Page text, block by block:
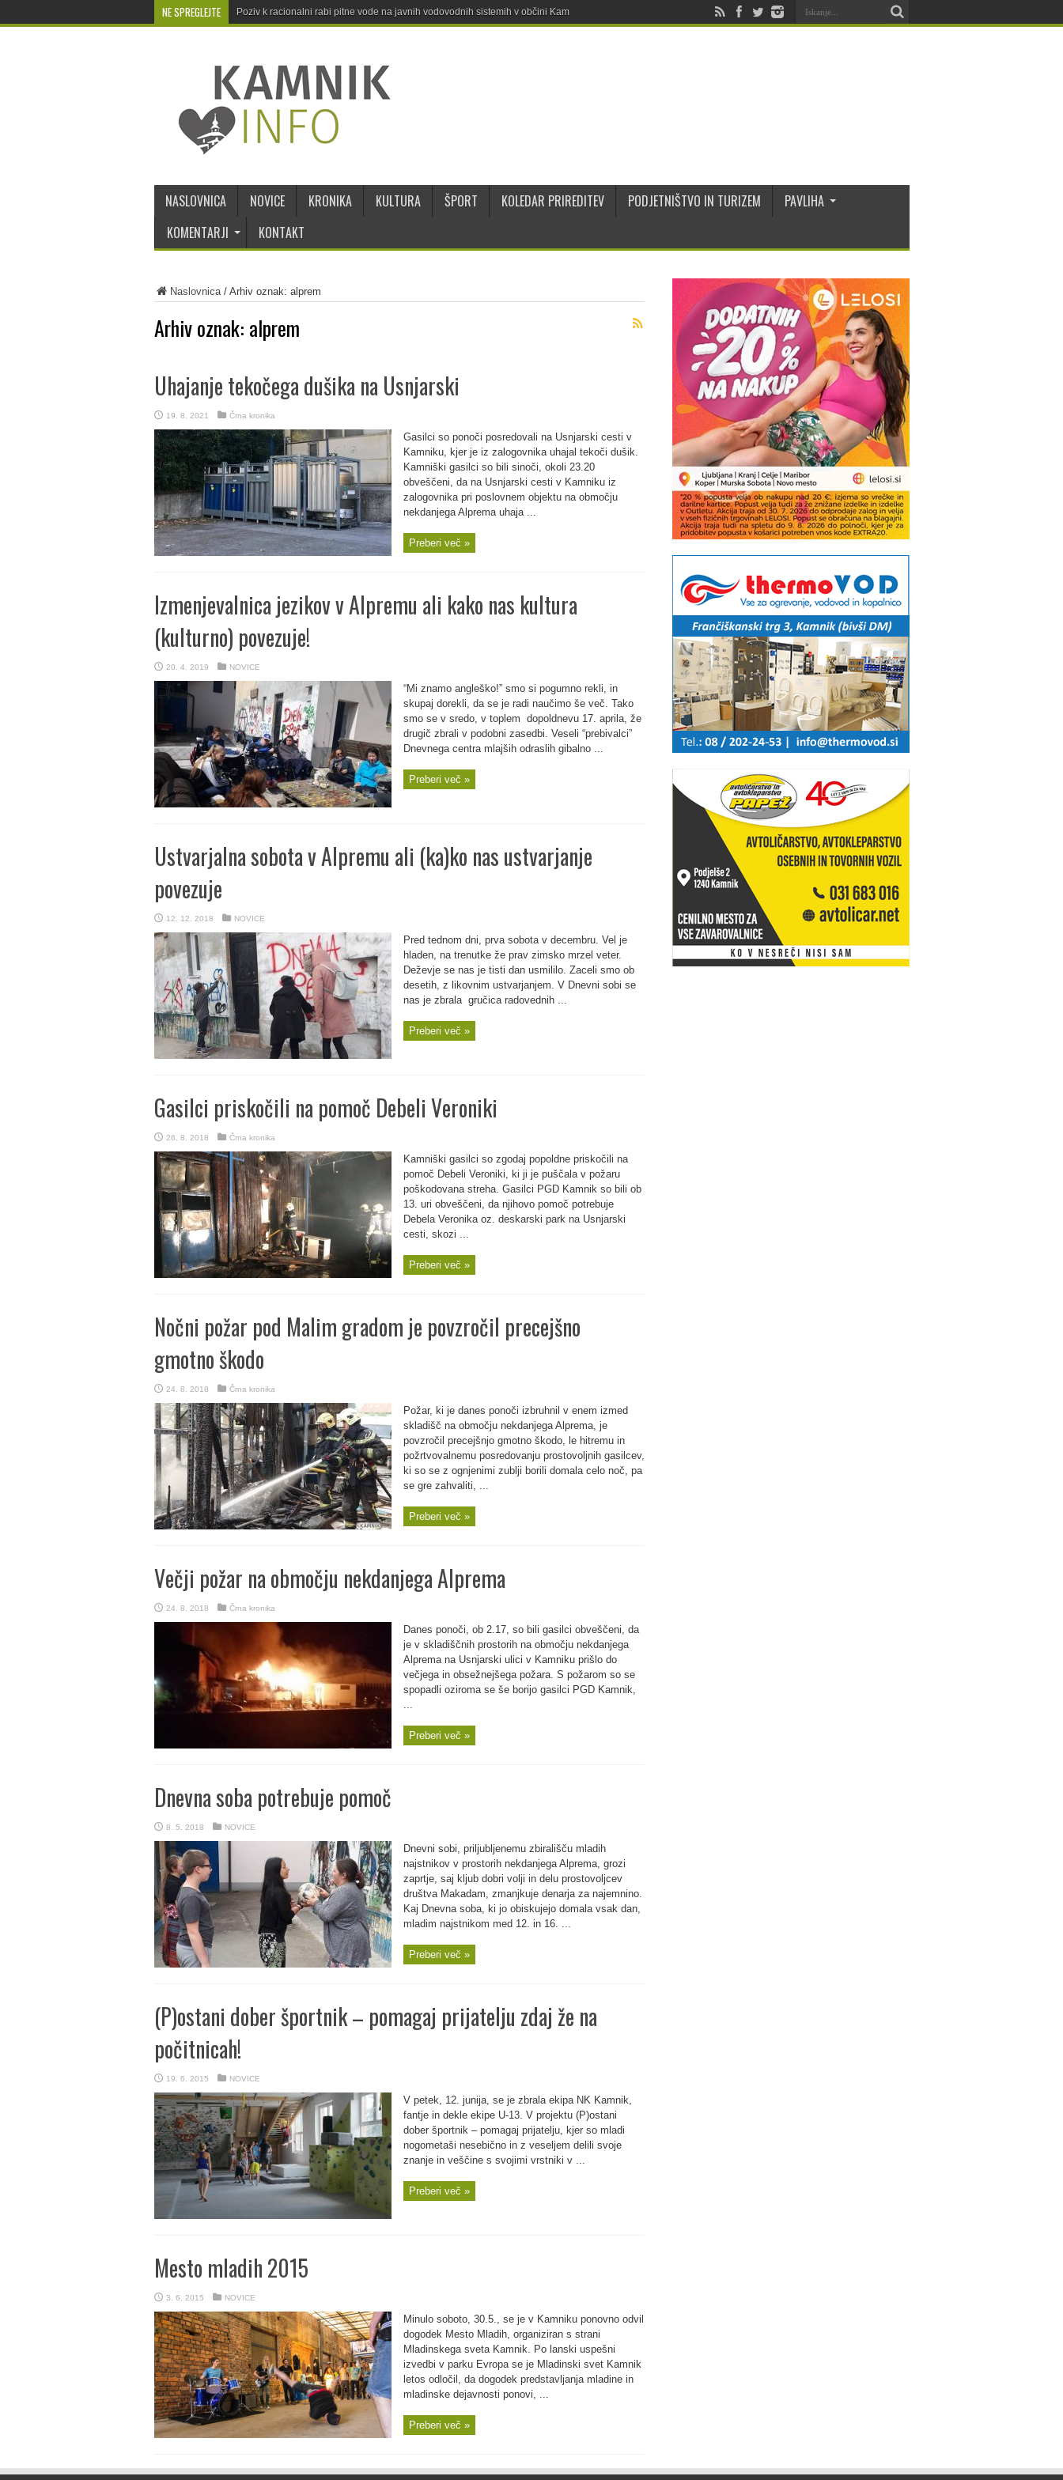
NE SPREGLEJTE Poziv k racionalni rabi pitne vode na javnih vodovodnih sistemih v občini Kamnik
NASLOVNICA NOVICE KRONIKA KULTURA ŠPORT KOLEDAR PRIREDITEV PODJETNIŠTVO IN TURIZEM
PAVLIHA
KOMENTARJI
KONTAKT
Naslovnica/ Arhiv oznak: alprem
Arhiv oznak: alprem
Uhajanje tekočega dušika na Usnjarski
19. 8. 2021 Črna kronika
Gasilci so ponoči posredovali na Usnjarski cesti v
Kamniku, kjer je iz zalogovnika uhajal tekoči dušik.
Kamniški gasilci so bili sinoči, okoli 23.20
obveščeni, da na Usnjarski cesti v Kamniku iz
zalogovnika pri poslovnem objektu na območju
nekdanjega Alprema uhaja ...
Preberi več »
Izmenjevalnica jezikov v Alpremu ali kako nas kultura
(kulturno) povezuje!
20. 4. 2019 NOVICE
“Mi znamo angleško!” smo si pogumno rekli, in
skupaj dorekli, da se je radi naučimo še več. Tako
smo se v sredo, v toplem dopoldnevu 17. aprila, že
drugič zbrali v podobni zasedbi. Veseli “prebivalci”
Dnevnega centra mlajših odraslih gibalno ...
Preberi več »
Ustvarjalna sobota v Alpremu ali (ka)ko nas ustvarjanje
povezuje
12. 12. 2018 NOVICE
Pred tednom dni, prva sobota v decembru. Vel je
hladen, na trenutke že prav zimsko mrzel veter.
Deževje se nas je tisti dan usmililo. Zaceli smo ob
desetih, z likovnim ustvarjanjem. V Dnevni sobi se
nas je zbrala gručica radovednih ...
Preberi več »
Gasilci priskočili na pomoč Debeli Veroniki
26. 8. 2018 Črna kronika
Kamniški gasilci so zgodaj popoldne priskočili na
pomoč Debeli Veroniki, ki ji je puščala v požaru
poškodovana streha. Gasilci PGD Kamnik so bili ob
13. uri obveščeni, da njihovo pomoč potrebuje
Debela Veronika oz. deskarski park na Usnjarski
cesti, skozi ...
Preberi več »
Nočni požar pod Malim gradom je povzročil precejšno
gmotno škodo
24. 8. 2018 Črna kronika
Požar, ki je danes ponoči izbruhnil v enem izmed
skladišč na območju nekdanjega Alprema, je
povzročil precejšnjo gmotno škodo, le hitremu in
požrtvovalnemu posredovanju prostovoljnih gasilcev,
ki so se z ognjenimi zublji borili domala celo noč, pa
se gre zahvaliti, ...
Preberi več »
Večji požar na območju nekdanjega Alprema
24. 8. 2018 Črna kronika
Danes ponoči, ob 2.17, so bili gasilci obveščeni, da
je v skladiščnih prostorih na območju nekdanjega
Alprema na Usnjarski ulici v Kamniku prišlo do
večjega in obsežnejšega požara. S požarom so se
spopadli oziroma se še borijo gasilci PGD Kamnik,
...
Preberi več »
Dnevna soba potrebuje pomoč
8. 5. 2018 NOVICE
Dnevni sobi, priljubljenemu zbirališču mladih
najstnikov v prostorih nekdanjega Alprema, grozi
zaprtje, saj kljub dobri volji in delu prostovoljcev
društva Makadam, zmanjkuje denarja za najemnino.
Kaj Dnevna soba, ki jo obiskujejo domala vsak dan,
mladim najstnikom med 12. in 16. ...
Preberi več »
(P)ostani dober športnik – pomagaj prijatelju zdaj že na
počitnicah!
19. 6. 2015 NOVICE
V petek, 12. junija, se je zbrala ekipa NK Kamnik,
fantje in dekle ekipe U-13. V projektu (P)ostani
dober športnik – pomagaj prijatelju, kjer so mladi
nogometaši nesebično in z veseljem delili svoje
znanje in veščine s svojimi vrstniki v ...
Preberi več »
Mesto mladih 2015
3. 6. 2015 NOVICE
Minulo soboto, 30.5., se je v Kamniku ponovno odvil
dogodek Mesto Mladih, organiziran s strani
Mladinskega sveta Kamnik. Po lanski uspešni
izvedbi v parku Evropa se je Mladinski svet Kamnik
letos odločil, da dogodek predstavljanja mladine in
mladinske dejavnosti ponovi, ...
Preberi več »